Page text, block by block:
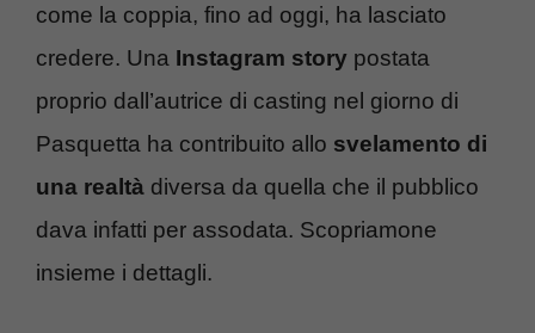
come la coppia, fino ad oggi, ha lasciato
credere. Una Instagram story postata
proprio dall’autrice di casting nel giorno di
Pasquetta ha contribuito allo svelamento di
una realtà diversa da quella che il pubblico
dava infatti per assodata. Scopriamone
insieme i dettagli.